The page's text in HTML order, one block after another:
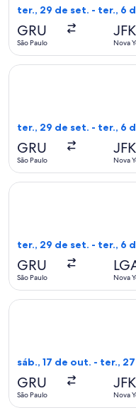
ter., 29 de set. - ter., 6
GRU
São Paulo
JFK
Nova
ter., 29 de set. - ter., 6
GRU
São Paulo
JFK
Nova
Selecionar o voo da
ter., 29 de set. - ter., 6
GRU
São Paulo Nova
Selecionar o voo da
sáb., 17 de out. - ter.,
GRU
São Paulo
JFK
Nova
Selecionar o voo da